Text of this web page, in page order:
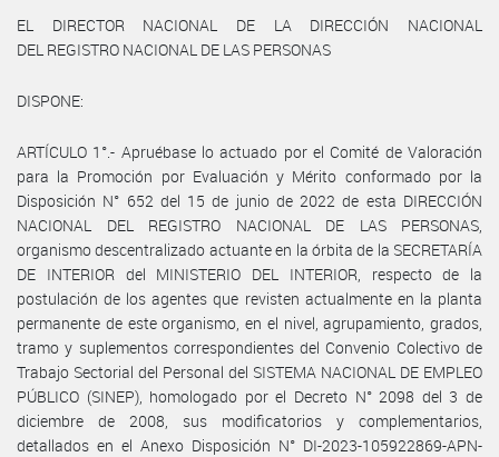
EL DIRECTOR NACIONAL DE LA DIRECCIÓN NACIONAL
DEL REGISTRO NACIONAL DE LAS PERSONAS
DISPONE:
ARTÍCULO 1°.- Apruébase lo actuado por el Comité de Valoración
para la Promoción por Evaluación y Mérito conformado por la
Disposición N° 652 del 15 de junio de 2022 de esta DIRECCIÓN
NACIONAL DEL REGISTRO NACIONAL DE LAS PERSONAS,
organismo descentralizado actuante en la órbita de la SECRETARÍA
DE INTERIOR del MINISTERIO DEL INTERIOR, respecto de la
postulación de los agentes que revisten actualmente en la planta
permanente de este organismo, en el nivel, agrupamiento, grados,
tramo y suplementos correspondientes del Convenio Colectivo de
Trabajo Sectorial del Personal del SISTEMA NACIONAL DE EMPLEO
PÚBLICO (SINEP), homologado por el Decreto N° 2098 del 3 de
diciembre de 2008, sus modificatorios y complementarios,
detallados en el Anexo Disposición N° DI-2023-105922869-APN-